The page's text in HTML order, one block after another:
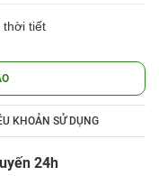
thời tiết
KHOẢN SỬ DỤNG
24h